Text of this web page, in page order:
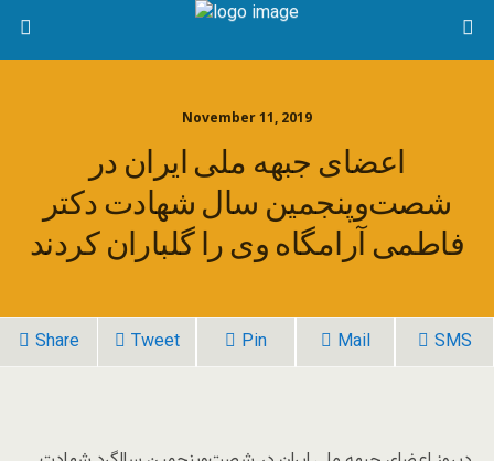
November 11, 2019
اعضای جبهه ملی ایران در
شصت‌وپنجمین سال شهادت دکتر
فاطمی آرامگاه وی را گلباران کردند
Share Tweet Pin Mail SMS